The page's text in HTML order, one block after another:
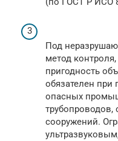
Под
метод
пригодность
обязателен при
опасных
трубопроводов,
сооружений.